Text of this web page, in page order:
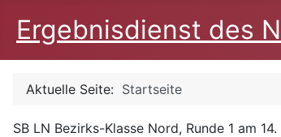
Ergebnisdienst des
Aktuelle Seite: Startseite
SB LN Bezirks-Klasse Nord, Runde 1 am